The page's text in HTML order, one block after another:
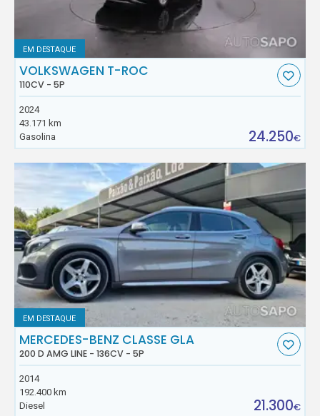
EM DESTAQUE
VOLKSWAGEN T-ROC
110CV - 5P
2024
43.171 km
Gasolina
24.250€
EM DESTAQUE
MERCEDES-BENZ CLASSE GLA
200 D AMG LINE - 136CV - 5P
2014
192.400 km
Diesel
21.300€